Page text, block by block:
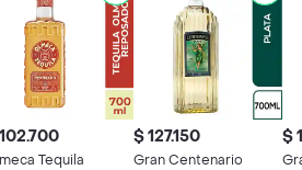
Tequila
$ 127.150
Gran Centenario
$